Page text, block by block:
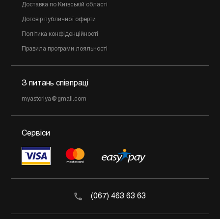
Доставка по Київській області
Договір публичної оферти
Політика конфіденційності
Правила програми лояльності
З питань співпраці
myastoriya@gmail.com
Сервіси
(067) 463 63 63